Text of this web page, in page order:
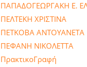
ΠΑΠΑΔΟΓΕΩΡΓΑΚΗ Ε.
ΠΕΛΤΕΚΗ ΧΡΙΣΤΙΝΑ
ΠΕΤΚΟΒΑ ΑΝΤΟΥΑΝΕΤΑ
ΠΕΦΑΝΗ ΝΙΚΟΛΕΤΤΑ
ΠρακτικοΓραφή